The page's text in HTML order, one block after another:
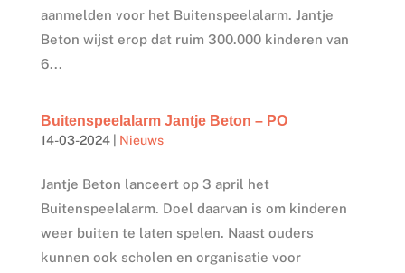
aanmelden voor het Buitenspeelalarm. Jantje
Beton wijst erop dat ruim 300.000 kinderen van
6...
Buitenspeelalarm Jantje Beton – PO
14-03-2024| Nieuws
Jantje Beton lanceert op 3 april het
Buitenspeelalarm. Doel daarvan is om kinderen
weer buiten te laten spelen. Naast ouders
kunnen ook scholen en organisatie voor